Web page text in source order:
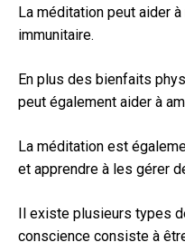
La méditation peut aider
immunitaire.
En plus des bienfaits
peut également aider à
La méditation est
et apprendre à les gérer
Il existe plusieurs types
conscience consiste à